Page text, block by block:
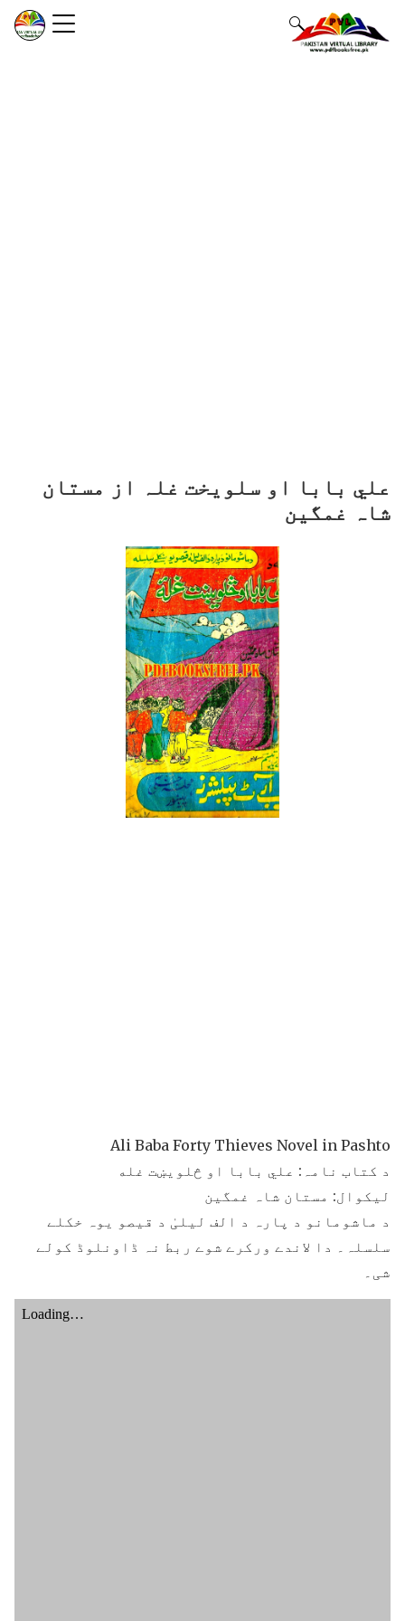
علي بابا او سلویخت غلہ از مستان
شاہ غمگین
Ali Baba Forty Thieves Novel in Pashto
د کتاب نامہ: علي بابا او څلويښت غله
لیکوال: مستان شاہ غمگین
د ماشومانو د پارہ د الف لیلیٰ د قیصو یوہ خکلے
سلسلہ۔ دا لاندے ورکرے شوے ربط نہ ڈاونلوڈ کولے
شی۔